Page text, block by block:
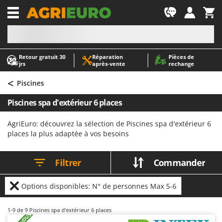
Retour gratuit 30
jrs
Réparation
après‑vente
Pièces de
rechange
-1
A
Abris de jardin
Accessoires pour tracteurs tondeuses autoportés
Aérateurs Scarificateurs pour gazon
Arracheuses de pommes de terre pour tracteur
Aspirateurs - Balais Électriques
Aspirateurs à cendres
Aspirateurs à feuilles sur roues
Aspirateurs Multifonctions
Atomiseurs agricoles pour tracteurs
Atomiseurs pour traitements
A
AgriEuro Premium
AgriEuro TOP-LINE
AGT
Aima
Airmec
Alce
Alpina
Ama
< Piscines
Piscines spa d'extérieur 6 places
AgriEuro: découvrez la sélection de Piscines spa d'extérieur 6
places la plus adaptée à vos besoins
Filtrer Commander
Options disponibles: N° de personnes Max 5-6
1-9 de 9 Piscines spa d'extérieur 6 places